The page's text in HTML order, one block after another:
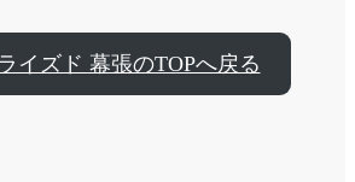
イズド 幕張のTOPへ戻る